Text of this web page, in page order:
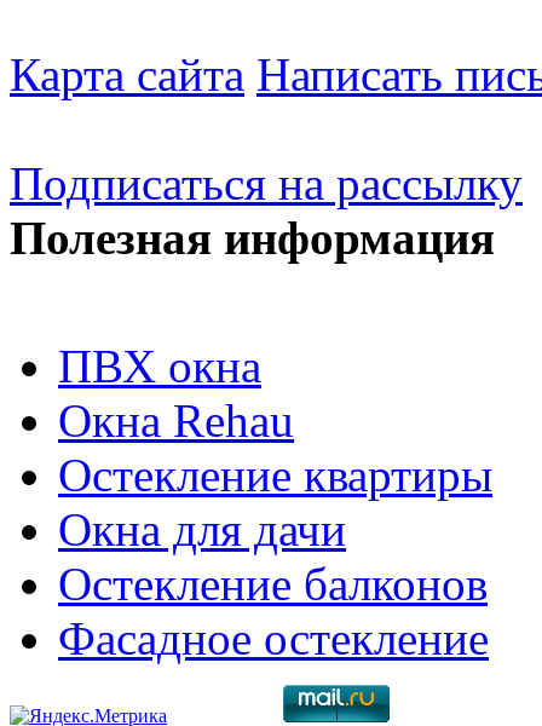
Карта сайта Написать
Подписаться на рассылку
Полезная информация
ПВХ окна
Окна Rehau
Остекление квартиры
Окна для дачи
Остекление балконов
Фасадное остекление